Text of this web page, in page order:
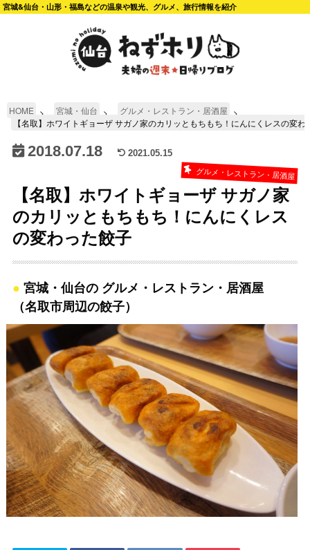
宮城&仙台・山形・福島などの温泉や観光、グルメ、旅行情報を紹介
HOME 宮城・仙台
グルメ・レストラン・居酒屋
【名取】ホワイトギョーザ サガノ家のカリッともちもち！にんにくレスの変わ
2018.07.18 2021.05.15
グルメ・レストラン・居酒屋
【名取】ホワイトギョーザ サガノ家
のカリッともちもち！にんにくレス
の変わった餃子
宮城・仙台の グルメ・レストラン・居酒屋
（名取市周辺の餃子）